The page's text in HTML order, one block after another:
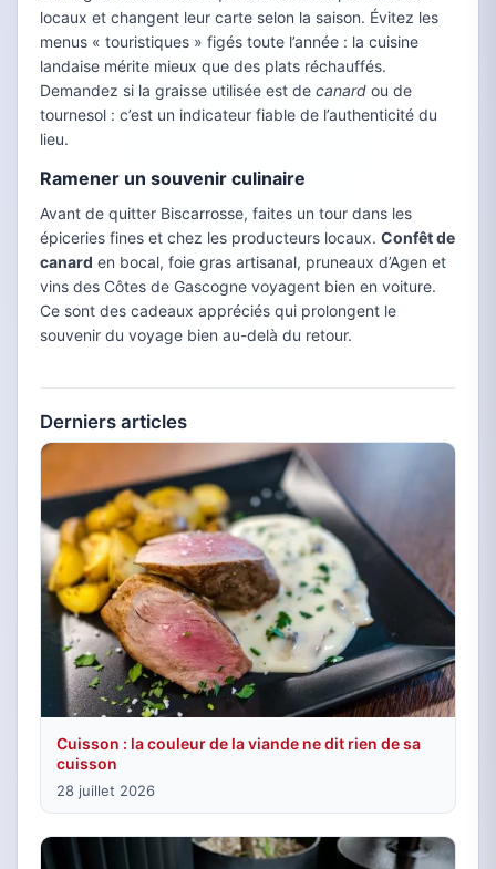
locaux et changent leur carte selon la saison. Évitez les
menus « touristiques » figés toute l’année : la cuisine
landaise mérite mieux que des plats réchauffés.
Demandez si la graisse utilisée est de canard ou de
tournesol : c’est un indicateur fiable de l’authenticité du
lieu.
Ramener un souvenir culinaire
Avant de quitter Biscarrosse, faites un tour dans les
épiceries fines et chez les producteurs locaux. Confêt de
canard en bocal, foie gras artisanal, pruneaux d’Agen et
vins des Côtes de Gascogne voyagent bien en voiture.
Ce sont des cadeaux appréciés qui prolongent le
souvenir du voyage bien au-delà du retour.
Derniers articles
Cuisson : la couleur de la viande ne dit rien de sa
cuisson
28 juillet 2026